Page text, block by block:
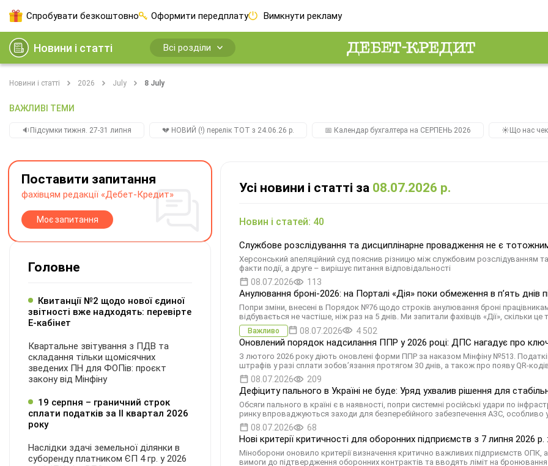
Спробувати безкоштовно Оформити передплату Вимкнути рекламу
Новини і статті Всі розділи
Новини і статті 2026 July 8 July
ВАЖЛИВІ ТЕМИ
🔉Підсумки тижня. 27-31 липня 💔 НОВИЙ (!) перелік ТОТ з 24.06.26 р. 📅 Календар бухгалтера на СЕРПЕНЬ 2026 ☀️Що нас
Усі новини і статті за 08.07.2026 р.
Новин і статей: 40
Службове розслідування та дисциплінарне провадження не є
Херсонський апеляційний суд пояснив різницю між службовим
факти події, а друге – вирішує питання відповідальності
08.07.2026 113
Анулювання броні-2026: на Порталі «Дія» поки обмеження в п’ять днів
Попри зміни, внесені в Порядок №76 щодо строків анулювання броні
відбувається не частіше, ніж раз на 5 днів. Ми запитали фахівців «Дії», скільки
Важливо 08.07.2026 4 502
Оновлений порядок надсилання ППР у 2026 році: ДПС нагадує про
З лютого 2026 року діють оновлені форми ППР за наказом Мінфіну №513.
штрафів у разі сплати зобов’язання протягом 30 днів, а також про появу QR-
08.07.2026 209
Дефіциту пального в Україні не буде: Уряд ухвалив рішення для
Обсяги пального в країні є в наявності, попри системні російські удари по
ринку впроваджуються заходи для безперебійного забезпечення АЗС, особливо
08.07.2026 68
Нові критерії критичності для оборонних підприємств з 7 липня 2026
Міноборони оновило критерії визначення критично важливих підприємств ОПК,
вимоги до підтвердження оборонних контрактів та вводять ліміт на бронювання
Поставити запитання
фахівцям редакції «Дебет-Кредит»
Моє запитання
Головне
Квитанції №2 щодо нової єдиної
звітності вже надходять: перевірте
Е-кабінет
Квартальне звітування з ПДВ та
складання тільки щомісячних
зведених ПН для ФОПів: проєкт
закону від Мінфіну
19 серпня – граничний строк
сплати податків за ІI квартал 2026
року
Наслідки здачі земельної ділянки в
суборенду платником ЄП 4 гр. у 2026